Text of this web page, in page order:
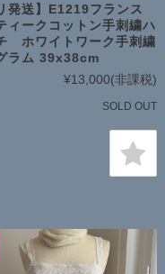
発送】E1219フランス
ィークコットン手刺繍ハ
ホワイトワーク手刺繍
ラム 39x38cm
¥13,000(非課税)
SOLD OUT